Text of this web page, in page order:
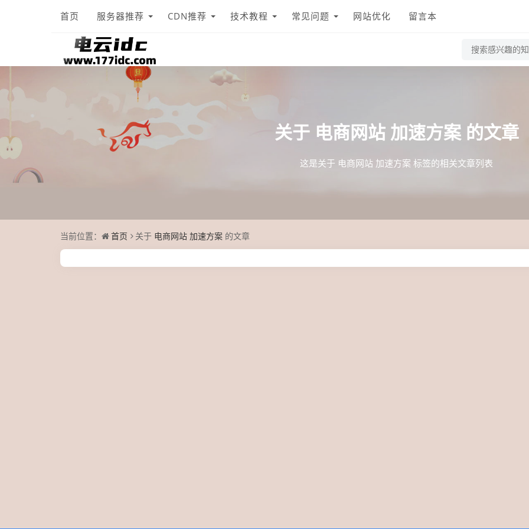
首页 服务器推荐 CDN推荐 技术教程 常见问题 网站优化 留言本
关于 电商网站 加速方案 的文章
这是关于 电商网站 加速方案 标签的相关文章列表
当前位置： 首页 关于 电商网站 加速方案 的文章